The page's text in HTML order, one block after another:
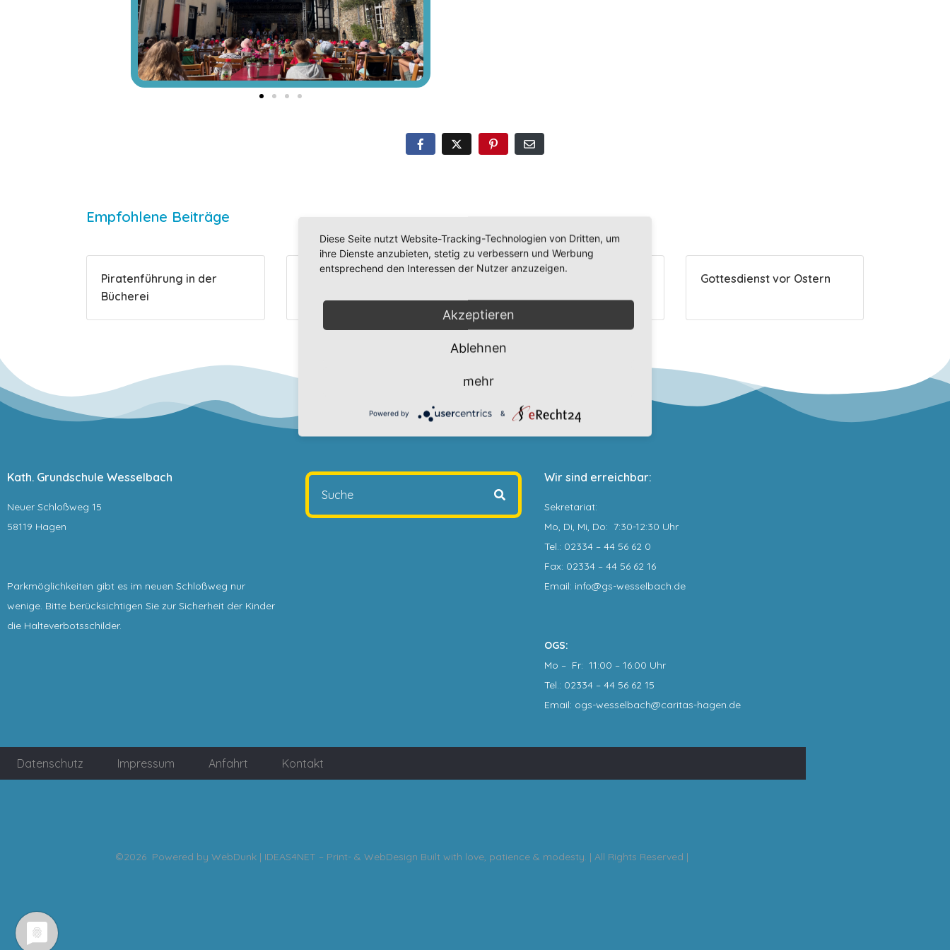
Empfohlene Beiträge
Piratenführung in der
Bücherei
Die 2b auf dem Bauernhof Der Frühling ist da Gottesdienst vor Ostern
Kath. Grundschule Wesselbach
Neuer Schloßweg 15
58119 Hagen
Parkmöglichkeiten gibt es im neuen Schloßweg nur
wenige. Bitte berücksichtigen Sie zur Sicherheit der Kinder
die Halteverbotsschilder.
Wir sind erreichbar:
Sekretariat:
Mo, Di, Mi, Do: 7:30-12:30 Uhr
Tel.: 02334 – 44 56 62 0
Fax: 02334 – 44 56 62 16
Email: info@gs-wesselbach.de
OGS:
Mo – Fr: 11:00 – 16:00 Uhr
Tel.: 02334 – 44 56 62 15
Email: ogs-wesselbach@caritas-hagen.de
Datenschutz Impressum Anfahrt Kontakt
©2026 Powered by WebDunk | IDEAS4NET – Print- & WebDesign Built with love, patience & modesty. | All Rights Reserved |
Diese Seite nutzt Website-Tracking-Technologien von Dritten, um
ihre Dienste anzubieten, stetig zu verbessern und Werbung
entsprechend den Interessen der Nutzer anzuzeigen.
Akzeptieren
Ablehnen
mehr
Powered by &